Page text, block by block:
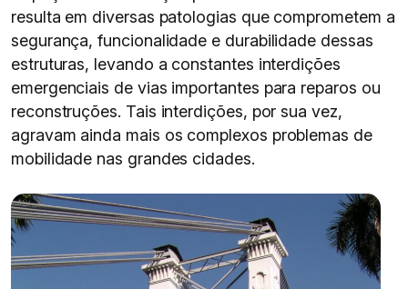
resulta em diversas patologias que comprometem a
segurança, funcionalidade e durabilidade dessas
estruturas, levando a constantes interdições
emergenciais de vias importantes para reparos ou
reconstruções. Tais interdições, por sua vez,
agravam ainda mais os complexos problemas de
mobilidade nas grandes cidades.